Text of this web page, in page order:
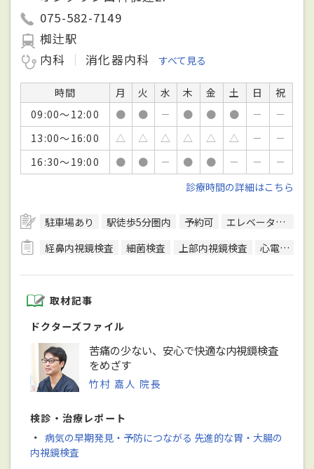
075-582-7149
椥辻駅
内科
消化器内科 すべて見る
時間 月 火 水 木 金 土 日
祝
09:00～12:00
● ● － ● ● ● －
－
13:00～16:00
△ △ △ △ △ △ －
－
16:30～19:00
● ● － ● ● － －
－
診療時間の詳細はこちら
駐車場あり 駅徒歩5分圏内 予約可
エレベーターあり
経鼻内視鏡検査
細菌検査 上部内視鏡検査 心電図検査
取材記事
ドクターズファイル
苦痛の少ない、安心で快適な内視鏡検査
をめざす
竹村 嘉人 院長
検診・治療レポート
・ 病気の早期発見・予防につながる 先進的な胃・大腸の
内視鏡検査